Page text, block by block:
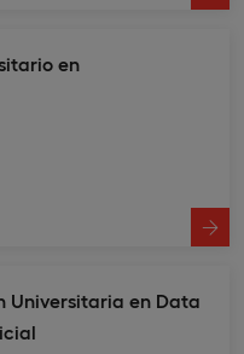
en
Universitaria en Data